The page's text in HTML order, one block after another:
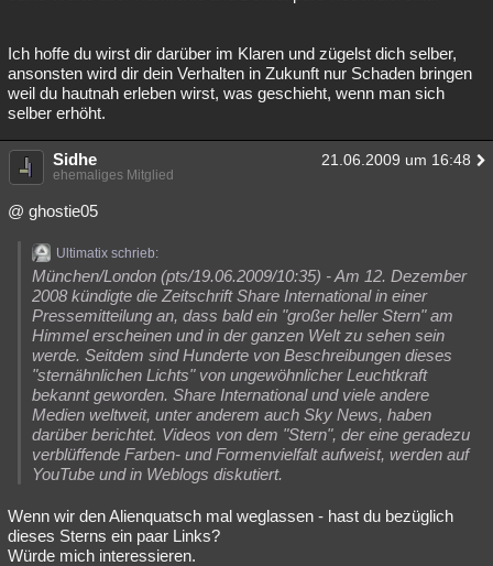
Ich hoffe du wirst dir darüber im Klaren und zügelst dich selber,
ansonsten wird dir dein Verhalten in Zukunft nur Schaden bringen
weil du hautnah erleben wirst, was geschieht, wenn man sich
selber erhöht.
Sidhe 21.06.2009 um 16:48
ehemaliges Mitglied
@ ghostie05
Ultimatix schrieb:
München/London (pts/19.06.2009/10:35) - Am 12. Dezember
2008 kündigte die Zeitschrift Share International in einer
Pressemitteilung an, dass bald ein "großer heller Stern" am
Himmel erscheinen und in der ganzen Welt zu sehen sein
werde. Seitdem sind Hunderte von Beschreibungen dieses
"sternähnlichen Lichts" von ungewöhnlicher Leuchtkraft
bekannt geworden. Share International und viele andere
Medien weltweit, unter anderem auch Sky News, haben
darüber berichtet. Videos von dem "Stern", der eine geradezu
verblüffende Farben- und Formenvielfalt aufweist, werden auf
YouTube und in Weblogs diskutiert.
Wenn wir den Alienquatsch mal weglassen - hast du bezüglich
dieses Sterns ein paar Links?
Würde mich interessieren.